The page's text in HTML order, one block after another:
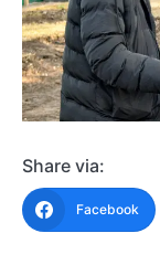
Share via:
Facebook